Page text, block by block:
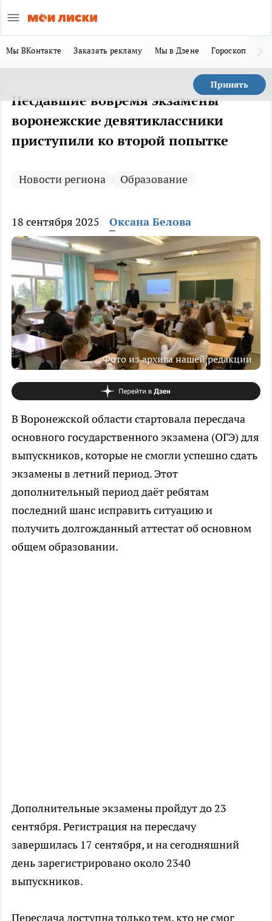
Мы ВКонтакте Заказать рекламу Мы в Дзене Гороскоп
Принять
Несдавшие вовремя экзамены
воронежские девятиклассники
приступили ко второй попытке
Новости региона Образование
18 сентября 2025 Оксана Белова
Фото из архива нашей редакции
В Воронежской области стартовала пересдача
основного государственного экзамена (ОГЭ) для
выпускников, которые не смогли успешно сдать
экзамены в летний период. Этот
дополнительный период даёт ребятам
последний шанс исправить ситуацию и
получить долгожданный аттестат об основном
общем образовании.
Дополнительные экзамены пройдут до 23
сентября. Регистрация на пересдачу
завершилась 17 сентября, и на сегодняшний
день зарегистрировано около 2340
выпускников.
Пересдача доступна только тем, кто не смог